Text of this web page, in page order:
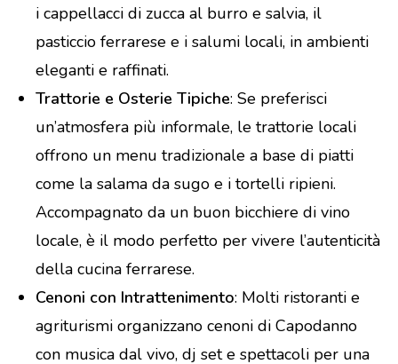
i cappellacci di zucca al burro e salvia, il
pasticcio ferrarese e i salumi locali, in ambienti
eleganti e raffinati.
Trattorie e Osterie Tipiche: Se preferisci
un’atmosfera più informale, le trattorie locali
offrono un menu tradizionale a base di piatti
come la salama da sugo e i tortelli ripieni.
Accompagnato da un buon bicchiere di vino
locale, è il modo perfetto per vivere l’autenticità
della cucina ferrarese.
Cenoni con Intrattenimento: Molti ristoranti e
agriturismi organizzano cenoni di Capodanno
con musica dal vivo, dj set e spettacoli per una